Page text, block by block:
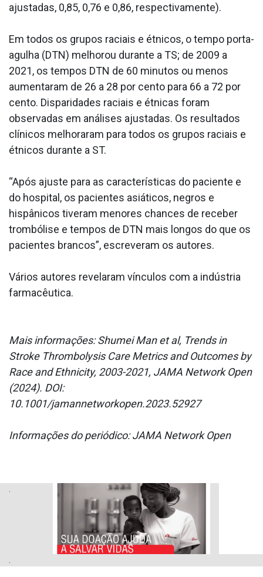
ajustadas, 0,85, 0,76 e 0,86, respectivamente).
Em todos os grupos raciais e étnicos, o tempo porta-
agulha (DTN) melhorou durante a TS; de 2009 a
2021, os tempos DTN de 60 minutos ou menos
aumentaram de 26 a 28 por cento para 66 a 72 por
cento. Disparidades raciais e étnicas foram
observadas em análises ajustadas. Os resultados
clínicos melhoraram para todos os grupos raciais e
étnicos durante a ST.
“Após ajuste para as características do paciente e
do hospital, os pacientes asiáticos, negros e
hispânicos tiveram menores chances de receber
trombólise e tempos de DTN mais longos do que os
pacientes brancos”, escreveram os autores.
Vários autores revelaram vínculos com a indústria
farmacêutica.
Mais informações: Shumei Man et al, Trends in
Stroke Thrombolysis Care Metrics and Outcomes by
Race and Ethnicity, 2003-2021, JAMA Network Open
(2024). DOI:
10.1001/jamannetworkopen.2023.52927
Informações do periódico: JAMA Network Open